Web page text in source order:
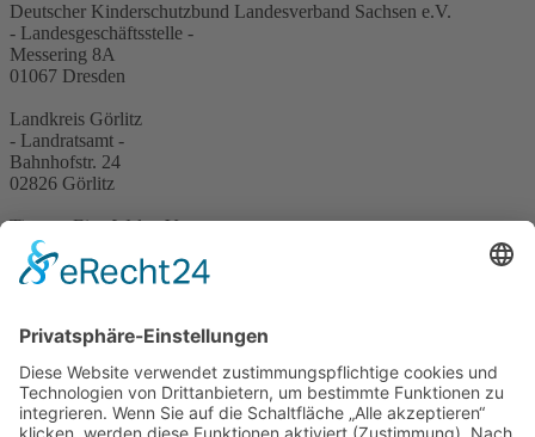
Deutscher Kinderschutzbund Landesverband Sachsen e.V.
- Landesgeschäftsstelle -
Messering 8A
01067 Dresden
Landkreis Görlitz
- Landratsamt -
Bahnhofstr. 24
02826 Görlitz
Tierra – Eine Welt e.V.
Netzwerkbüro Kinderschutz und Frühe Hilfen
Lutherplatz 4
02826 Görlitz
Hinweis zum Datenschutz:
andere persönliche Daten abgefragt! Die im Fragebogen
gewonnenen Daten werden nach den gesetzlichen
Datenschutzbestimmungen erfasst, vertraulich behandelt und